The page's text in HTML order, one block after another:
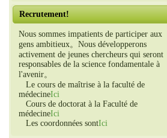
Recrutement!
Nous sommes impatients de participer aux
gens ambitieux。Nous développerons
activement de jeunes chercheurs qui seront
responsables de la science fondamentale à
l'avenir。
Le cours de maîtrise à la faculté de
médecineIci
Cours de doctorat à la Faculté de
médecineIci
Les coordonnées sontIci